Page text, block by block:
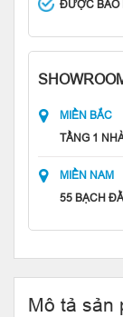
ĐƯỢC BẢO
MIỀN BẮC
TẦNG 1
MIỀN NAM
55 BẠCH
Mô tả sản